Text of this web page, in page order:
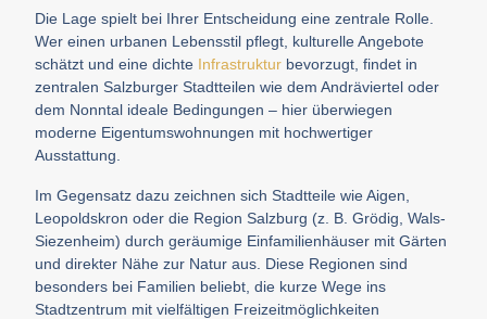
Die Lage spielt bei Ihrer Entscheidung eine zentrale Rolle.
Wer einen urbanen Lebensstil pflegt, kulturelle Angebote
schätzt und eine dichte Infrastruktur bevorzugt, findet in
zentralen Salzburger Stadtteilen wie dem Andräviertel oder
dem Nonntal ideale Bedingungen – hier überwiegen
moderne Eigentumswohnungen mit hochwertiger
Ausstattung.
Im Gegensatz dazu zeichnen sich Stadtteile wie Aigen,
Leopoldskron oder die Region Salzburg (z. B. Grödig, Wals-
Siezenheim) durch geräumige Einfamilienhäuser mit Gärten
und direkter Nähe zur Natur aus. Diese Regionen sind
besonders bei Familien beliebt, die kurze Wege ins
Stadtzentrum mit vielfältigen Freizeitmöglichkeiten